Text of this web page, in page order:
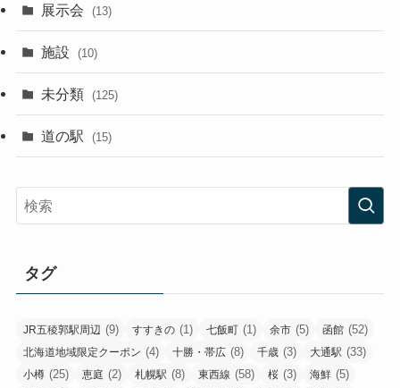
展示会 (13)
施設 (10)
未分類 (125)
道の駅 (15)
タグ
JR五稜郭駅周辺 (9) すすきの (1) 七飯町 (1) 余市 (5) 函館 (52)
北海道地域限定クーポン (4) 十勝・帯広 (8) 千歳 (3) 大通駅 (33)
小樽 (25) 恵庭 (2) 札幌駅 (8) 東西線 (58) 桜 (3) 海鮮 (5)